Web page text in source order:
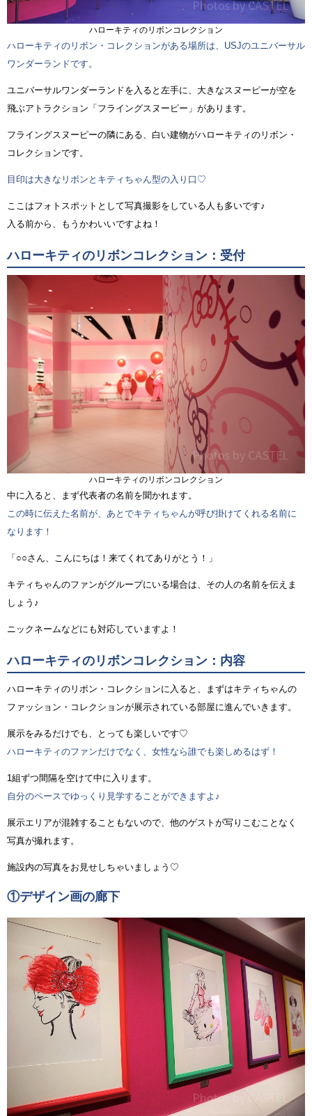
ハローキティのリボンコレクション
ハローキティのリボン・コレクションがある場所は、USJのユニバーサル
ワンダーランドです。
ユニバーサルワンダーランドを入ると左手に、大きなスヌーピーが空を
飛ぶアトラクション「フライングスヌーピー」があります。
フライングスヌーピーの隣にある、白い建物がハローキティのリボン・
コレクションです。
目印は大きなリボンとキティちゃん型の入り口♡
ここはフォトスポットとして写真撮影をしている人も多いです♪
入る前から、もうかわいいですよね！
ハローキティのリボンコレクション：受付
ハローキティのリボンコレクション
中に入ると、まず代表者の名前を聞かれます。
この時に伝えた名前が、あとでキティちゃんが呼び掛けてくれる名前に
なります！
「○○さん、こんにちは！来てくれてありがとう！」
キティちゃんのファンがグループにいる場合は、その人の名前を伝えま
しょう♪
ニックネームなどにも対応していますよ！
ハローキティのリボンコレクション：内容
ハローキティのリボン・コレクションに入ると、まずはキティちゃんの
ファッション・コレクションが展示されている部屋に進んでいきます。
展示をみるだけでも、とっても楽しいです♡
ハローキティのファンだけでなく、女性なら誰でも楽しめるはず！
1組ずつ間隔を空けて中に入ります。
自分のペースでゆっくり見学することができますよ♪
展示エリアが混雑することもないので、他のゲストが写りこむことなく
写真が撮れます。
施設内の写真をお見せしちゃいましょう♡
①デザイン画の廊下